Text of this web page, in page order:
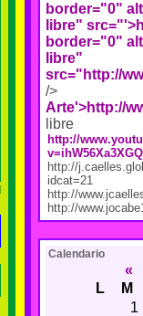
border="0"
libre" src="'>
border="0"
libre"
src=" http://
/>
Arte'>http://
libre
http://
http://
idcat=21
http://
http://
Calendario
«
L
M
1